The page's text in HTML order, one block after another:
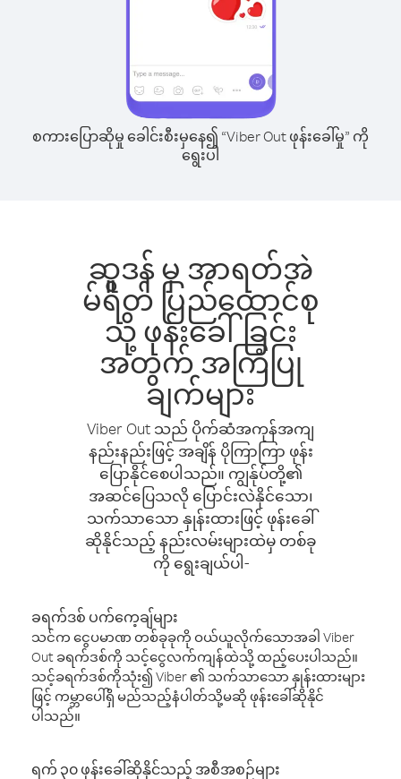
စကားပြောဆိုမှု ခေါင်းစီးမှနေ၍ “Viber Out ဖုန်းခေါ်မှု” ကို
ရွေးပါ
ဆူဒန် မှ အာရတ်အဲ
မ်ရိတ် ပြည်ထောင်စု
သို့ ဖုန်းခေါ်ခြင်း
အတွက် အကြံပြု
ချက်များ
Viber Out သည် ပိုက်ဆံအကုန်အကျ
နည်းနည်းဖြင့် အချိန် ပိုကြာကြာ ဖုန်း
ပြောနိုင်စေပါသည်။ ကျွန်ုပ်တို့၏
အဆင်ပြေသလို ပြောင်းလဲနိုင်သော၊
သက်သာသော နှုန်းထားဖြင့် ဖုန်းခေါ်
ဆိုနိုင်သည့် နည်းလမ်းများထဲမှ တစ်ခု
ကို ရွေးချယ်ပါ-
ခရက်ဒစ် ပက်ကေ့ချ်များ
သင်က ငွေပမာဏ တစ်ခုခုကို ဝယ်ယူလိုက်သောအခါ Viber
Out ခရက်ဒစ်ကို သင့်ငွေလက်ကျန်ထဲသို့ ထည့်ပေးပါသည်။
သင့်ခရက်ဒစ်ကိုသုံး၍ Viber ၏ သက်သာသော နှုန်းထားများ
ဖြင့် ကမ္ဘာပေါ်ရှိ မည်သည့်နံပါတ်သို့မဆို ဖုန်းခေါ်ဆိုနိုင်
ပါသည်။
ရက် ၃၀ ဖုန်းခေါ်ဆိုနိုင်သည့် အစီအစဉ်များ